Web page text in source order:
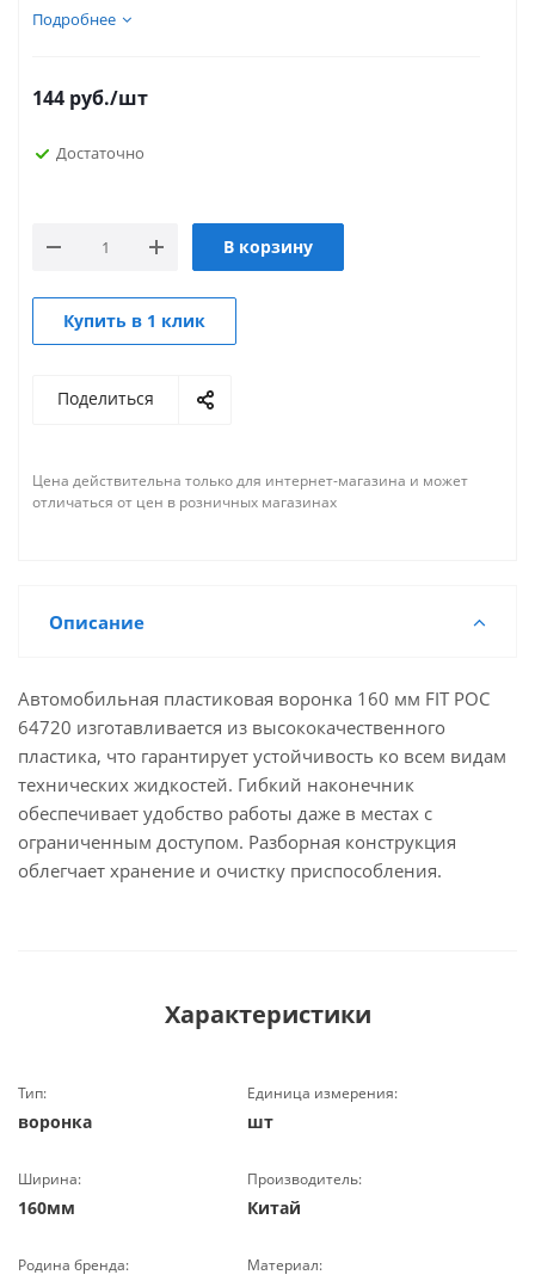
Подробнее
144 руб./шт
Достаточно
В корзину
Купить в 1 клик
Поделиться
Цена действительна только для интернет-магазина и может
отличаться от цен в розничных магазинах
Описание
Автомобильная пластиковая воронка 160 мм FIT РОС
64720 изготавливается из высококачественного
пластика, что гарантирует устойчивость ко всем видам
технических жидкостей. Гибкий наконечник
обеспечивает удобство работы даже в местах с
ограниченным доступом. Разборная конструкция
облегчает хранение и очистку приспособления.
Характеристики
Тип:
воронка
Единица измерения:
шт
Ширина:
160мм
Производитель:
Китай
Родина бренда: Материал: